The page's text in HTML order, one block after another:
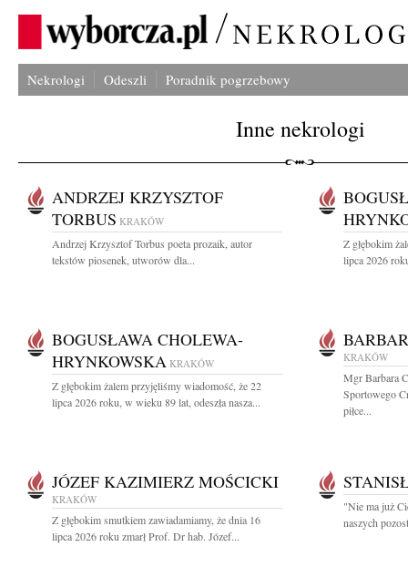
Nekrologi Odeszli Poradnik pogrzebowy
Inne nekrologi
ANDRZEJ KRZYSZTOF
TORBUS KRAKÓW
Andrzej Krzysztof Torbus poeta prozaik, autor
tekstów piosenek, utworów dla...
Z głębokim
lipca 2026
BOGUSŁAWA CHOLEWA-
HRYNKOWSKA KRAKÓW
Z głębokim żalem przyjęliśmy wiadomość, że 22
lipca 2026 roku, w wieku 89 lat, odeszła nasza...
KRAKÓW
Mgr Barbara
Sportowego
piłce...
JÓZEF KAZIMIERZ MOŚCICKI
KRAKÓW
Z głębokim smutkiem zawiadamiamy, że dnia 16
lipca 2026 roku zmarł Prof. Dr hab. Józef...
"Nie ma już
naszych